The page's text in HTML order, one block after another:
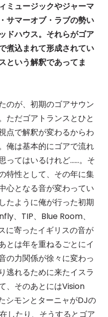
ミュージックやジャーマ
サマーオブ・ラブの勢い
ドハウス。それらがゴア
煮込まれて形成されてい
という解釈であってま
のが、初期のゴアサウン
ただゴアトランスとひと
点で解釈が変わるからわ
俺は基本的にゴアで流れ
ってはいるけれど……。そ
特性として、その年に集
心となる音が変わってい
たように俺が行った初期
、TIP、Blue Room、
に寄ったイギリスの音が
とは年を重ねるごとにイ
の力関係が徐々に変わっ
逃れるために来たイスラ
、そのあとにはVision
シモンとターニャがDJの
したり、そうするとゴア